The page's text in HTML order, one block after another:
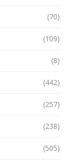
(70)
(109)
(8)
(442)
(257)
(238)
(505)